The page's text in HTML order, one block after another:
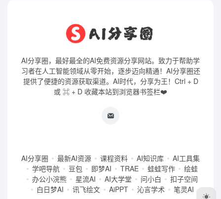
AI分享圈，最好最全的AI免费资源分享网站。致力于帮助学
习者在人工智能领域从零开始，逐步迈向精通！AI分享圈还
提供了便捷的资源获取渠道。AI时代，分享为王！Ctrl + D
或 ⌘ + D 收藏本站到浏览器书签栏❤️
AI分享圈 最新AI资源 课程资料 AI知识库
AI工具集
学吧导航
豆包 即梦AI TRAE 蛙蛙写作
绘蛙
办公小浣熊
星流AI AI大学堂 问小白
扣子空间
白日梦AI
讯飞绘文 AiPPT 沁言学术 笔灵AI